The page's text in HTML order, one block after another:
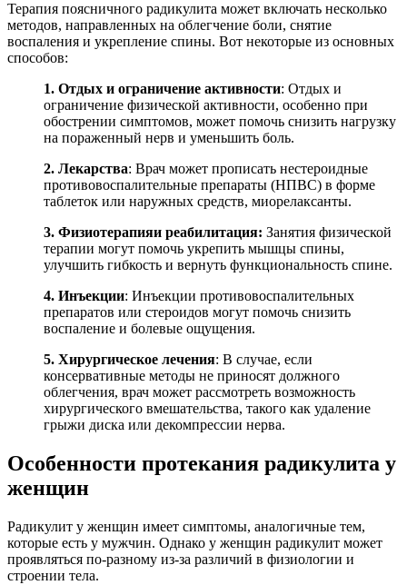
Терапия поясничного радикулита может включать несколько
методов, направленных на облегчение боли, снятие
воспаления и укрепление спины. Вот некоторые из основных
способов:
1. Отдых и ограничение активности: Отдых и
ограничение физической активности, особенно при
обострении симптомов, может помочь снизить нагрузку
на пораженный нерв и уменьшить боль.
2. Лекарства: Врач может прописать нестероидные
противовоспалительные препараты (НПВС) в форме
таблеток или наружных средств, миорелаксанты.
3. Физиотерапияи реабилитация: Занятия физической
терапии могут помочь укрепить мышцы спины,
улучшить гибкость и вернуть функциональность спине.
4. Инъекции: Инъекции противовоспалительных
препаратов или стероидов могут помочь снизить
воспаление и болевые ощущения.
5. Хирургическое лечения: В случае, если
консервативные методы не приносят должного
облегчения, врач может рассмотреть возможность
хирургического вмешательства, такого как удаление
грыжи диска или декомпрессии нерва.
Особенности протекания радикулита у
женщин
Радикулит у женщин имеет симптомы, аналогичные тем,
которые есть у мужчин. Однако у женщин радикулит может
проявляться по-разному из-за различий в физиологии и
строении тела.